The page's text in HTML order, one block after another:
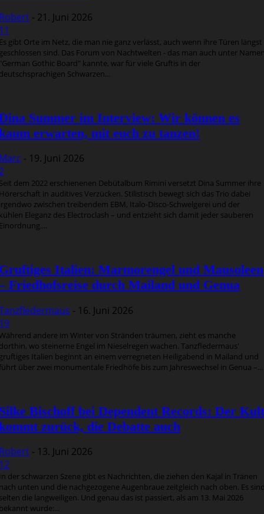
- 21. Juni 2026
gibt Orte im Netz, die man nie ganz verlässt, auch wenn ihre Türen längst
sind. Das Forum von Nachtwelten - das man auch unter
Gothic Board" kannte, war für viele Gruftis in der
Schwarzen...
Summer im Interview: Wir können es
erwarten, mit euch zu tanzen!
- 19. Juni 2026
dem 2022 erschienenen Debütalbum Rimini versetzt Dina Summer ihre
in auditives Verzücken. Stilistisch bewegt sich das Trio dabei
zwischen treibendem EBM, Italo-Disco-Schwelgerei und der
Eleganz des Electroclash – und entzieht sich damit jeder sauberen
Italien: Marmorengel und Mausoleen
Friedhofsreise durch Mailand und Genua
- 16. Juni 2026
andere im Winter von Stränden träumen, zieht es manche
wo steinerne Engel im Nieselregen wachen. Tanzfledermaus'
Italien beginnt an einem verregneten Heiligabend in Mailand und
über zwei monumentale Friedhöfe bis zum Jahreswechsel in Genua –...
Bischoff bei Dependent Records: Der Kult
zurück, die Debatte auch
- 13. Juni 2026
der schwarzen Szene gibt es Nachrichten, die ziehen den Kajal in Tränen
unten und die nachgezogene Augenbraue zeitgleich nach oben. Es
die langweiligen. Und genau das ist passiert, als am 13. Mai 2026
wurde:...